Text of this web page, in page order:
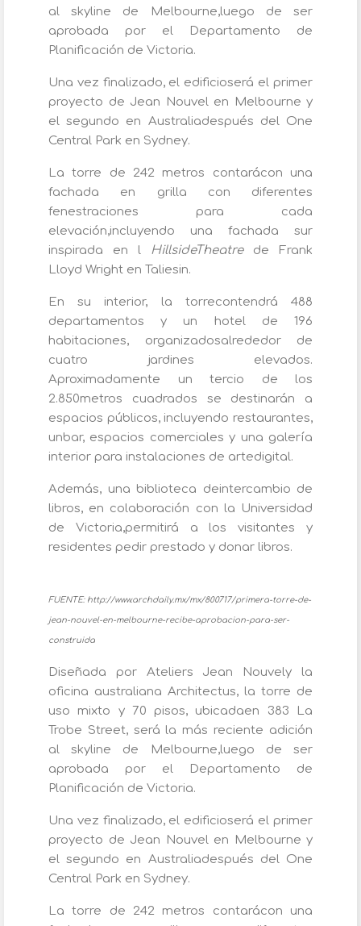
al skyline de Melbourne,luego de ser
aprobada por el Departamento de
Planificación de Victoria.
Una vez finalizado, el edificioserá el primer
proyecto de Jean Nouvel en Melbourne y
el segundo en Australiadespués del One
Central Park en Sydney.
La torre de 242 metros contarácon una
fachada en grilla con diferentes
fenestraciones para cada
elevación,incluyendo una fachada sur
inspirada en l HillsideTheatrede Frank
Lloyd Wright en Taliesin.
En su interior, la torrecontendrá 488
departamentos y un hotel de 196
habitaciones, organizadosalrededor de
cuatro jardines elevados.
Aproximadamente un tercio de los
2.850metros cuadrados se destinarán a
espacios públicos, incluyendo restaurantes,
unbar, espacios comerciales y una galería
interior para instalaciones de artedigital.
Además, una biblioteca deintercambio de
libros, en colaboración con la Universidad
de Victoria,permitirá a los visitantes y
residentes pedir prestado y donar libros.
FUENTE: http://www.archdaily.mx/mx/800717/primera-torre-de-
jean-nouvel-en-melbourne-recibe-aprobacion-para-ser-
construida
Diseñada por Ateliers Jean Nouvely la
oficina australiana Architectus, la torre de
uso mixto y 70 pisos, ubicadaen 383 La
Trobe Street, será la más reciente adición
al skyline de Melbourne,luego de ser
aprobada por el Departamento de
Planificación de Victoria.
Una vez finalizado, el edificioserá el primer
proyecto de Jean Nouvel en Melbourne y
el segundo en Australiadespués del One
Central Park en Sydney.
La torre de 242 metros contarácon una